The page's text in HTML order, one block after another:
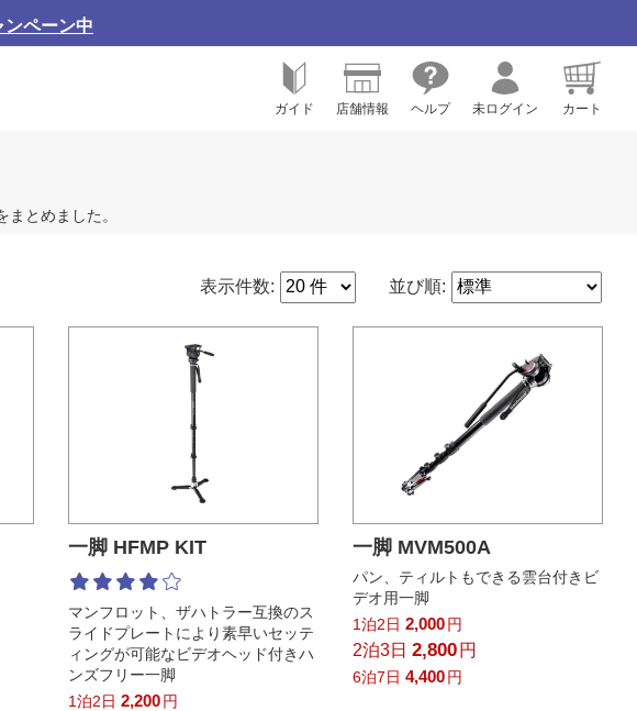
ンペーン中
ガイド 店舗情報 ヘルプ 未ログイン カート
とめました。
並び順:
表示件数:
一脚 HFMP KIT
マンフロット、ザハトラー互換のス
ライドプレートにより素早いセッテ
ィングが可能なビデオヘッド付きハ
ンズフリー一脚
1泊2日 2,200円
一脚 MVM500A
パン、ティルトもできる雲台付きビ
デオ用一脚
1泊2日 2,000円
2泊3日 2,800 円
6泊7日 4,400円